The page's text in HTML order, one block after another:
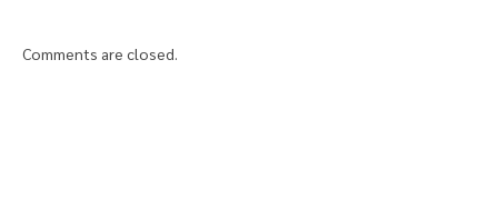
Comments are closed.